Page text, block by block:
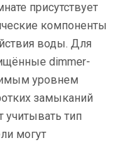
присутствует
компоненты
воды. Для
dimmer-
уровнем
замыканий
учитывать тип
могут